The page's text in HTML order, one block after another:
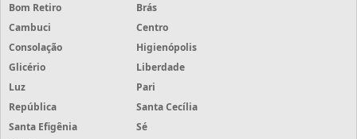
Bom Retiro
Brás
Cambuci
Centro
Consolação
Higienópolis
Glicério
Liberdade
Luz
Pari
República
Santa Cecília
Santa Efigênia
Sé